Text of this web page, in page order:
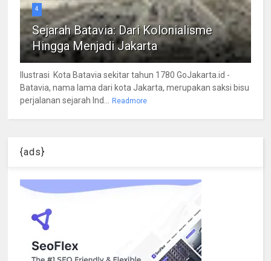
4
Sejarah Batavia: Dari Kolonialisme
Hingga Menjadi Jakarta
Ilustrasi Kota Batavia sekitar tahun 1780 GoJakarta.id -
Batavia, nama lama dari kota Jakarta, merupakan saksi bisu
perjalanan sejarah Ind... Readmore
{ads}